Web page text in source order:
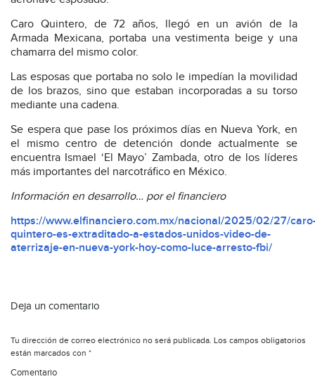
Caro Quintero, de 72 años, llegó en un avión de la
Armada Mexicana, portaba una vestimenta beige y una
chamarra del mismo color.
Las esposas que portaba no solo le impedían la movilidad
de los brazos, sino que estaban incorporadas a su torso
mediante una cadena.
Se espera que pase los próximos días en Nueva York, en
el mismo centro de detención donde actualmente se
encuentra Ismael ‘El Mayo’ Zambada, otro de los líderes
más importantes del narcotráfico en México.
Información en desarrollo… por el financiero
https://www.elfinanciero.com.mx/nacional/2025/02/27/
quintero-es-extraditado-a-estados-unidos-video-de-
aterrizaje-en-nueva-york-hoy-como-luce-arresto-fbi/
Deja un comentario
Tu dirección de correo electrónico no será publicada. Los campos obligatorios
están marcados con *
Comentario